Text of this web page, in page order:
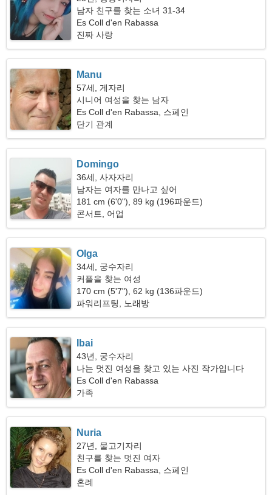
남자 친구를 찾는 소녀 31-34
Es Coll d'en Rabassa
진짜 사랑
Manu
57세, 게자리
시니어 여성을 찾는 남자
Es Coll d'en Rabassa, 스페인
단기 관계
Domingo
36세, 사자자리
남자는 여자를 만나고 싶어
181 cm (6'0"), 89 kg (196파운드)
콘서트, 어업
Olga
34세, 궁수자리
커플을 찾는 여성
170 cm (5'7"), 62 kg (136파운드)
파워리프팅, 노래방
Ibai
43년, 궁수자리
나는 멋진 여성을 찾고 있는 사진 작가입니다
Es Coll d'en Rabassa
가족
Nuria
27년, 물고기자리
친구를 찾는 멋진 여자
Es Coll d'en Rabassa, 스페인
혼례